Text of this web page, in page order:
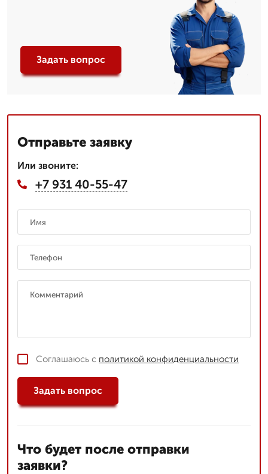
Задать вопрос
Отправьте заявку
Или звоните:
+7 931 40-55-47
Соглашаюсь с политикой конфиденциальности
Задать вопрос
Что будет после отправки
заявки?